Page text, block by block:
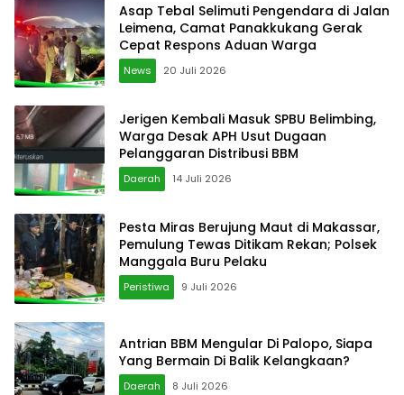
Asap Tebal Selimuti Pengendara di Jalan
Leimena, Camat Panakkukang Gerak
Cepat Respons Aduan Warga
News 20 Juli 2026
Jerigen Kembali Masuk SPBU Belimbing,
Warga Desak APH Usut Dugaan
Pelanggaran Distribusi BBM
Daerah 14 Juli 2026
Pesta Miras Berujung Maut di Makassar,
Pemulung Tewas Ditikam Rekan; Polsek
Manggala Buru Pelaku
Peristiwa 9 Juli 2026
Antrian BBM Mengular Di Palopo, Siapa
Yang Bermain Di Balik Kelangkaan?
Daerah 8 Juli 2026